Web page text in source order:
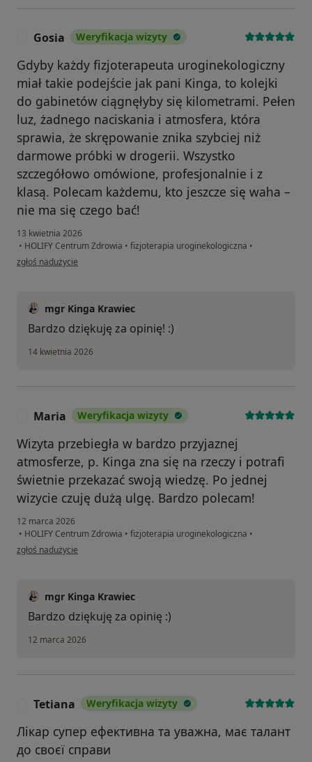
Gosia Weryfikacja wizyty
Gdyby każdy fizjoterapeuta uroginekologiczny
miał takie podejście jak pani Kinga, to kolejki
do gabinetów ciągnęłyby się kilometrami. Pełen
luz, żadnego naciskania i atmosfera, która
sprawia, że skrępowanie znika szybciej niż
darmowe próbki w drogerii. Wszystko
szczegółowo omówione, profesjonalnie i z
klasą. Polecam każdemu, kto jeszcze się waha –
nie ma się czego bać!
13 kwietnia 2026
• HOLIFY Centrum Zdrowia • fizjoterapia uroginekologiczna •
w opinii użytkownika Gosia
zgłoś nadużycie
mgr Kinga Krawiec
Bardzo dziękuję za opinię! :)
14 kwietnia 2026
Maria Weryfikacja wizyty
Wizyta przebiegła w bardzo przyjaznej
atmosferze, p. Kinga zna się na rzeczy i potrafi
świetnie przekazać swoją wiedzę. Po jednej
wizycie czuję dużą ulgę. Bardzo polecam!
12 marca 2026
• HOLIFY Centrum Zdrowia • fizjoterapia uroginekologiczna •
w opinii użytkownika Maria
zgłoś nadużycie
mgr Kinga Krawiec
Bardzo dziękuję za opinię :)
12 marca 2026
Tetiana Weryfikacja wizyty
Лікар супер ефективна та уважна, має талант
до своєї справи